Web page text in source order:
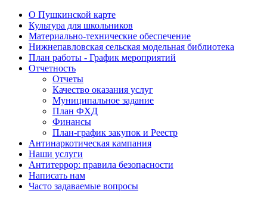
О Пушкинской карте
Культура для школьников
Материально-технические обеспечение
Нижнепавловская сельская модельная библиотека
План работы - График мероприятий
Отчетность
Отчеты
Качество оказания услуг
Муниципальное задание
План ФХД
Финансы
План-график закупок и Реестр
Антинаркотическая кампания
Наши услуги
Антитеррор: правила безопасности
Написать нам
Часто задаваемые вопросы